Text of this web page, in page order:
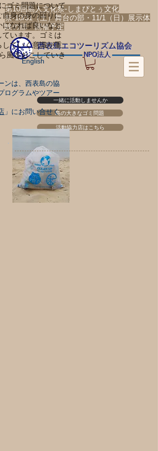
第10回島人文化祭-しまぴとぅ文化
祭-10/31（土）舞台の部・11/1（日）展示体
験の部 開催予定
​西表島エコツーリズム協会
NPO法人
English
一緒に活動しませんか
島の大きなゴミ問題
活動協力店はこちら
ゴミ問題について
身の身の回りに
なれば良いなと
います。ゴミは
ていく意識が重
風をおこしていき
ンは、西表島の協
ログラムやツアー
」 にお問い合せく